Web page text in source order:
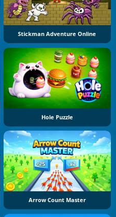
Stickman Adventure Online
Hole Puzzle
Arrow Count Master